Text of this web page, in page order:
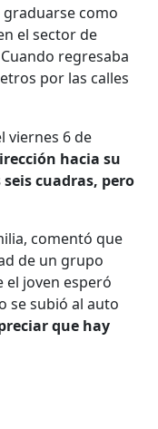
graduarse como
el sector de
regresaba
por las calles
viernes 6 de
hacia su
cuadras, pero
comentó que
de un grupo
el joven esperó
se subió al auto
que hay